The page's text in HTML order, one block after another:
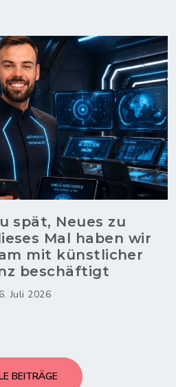
spät, Neues zu
Mal haben wir
mit künstlicher
beschäftigt
Juli 2026
BEITRÄGE